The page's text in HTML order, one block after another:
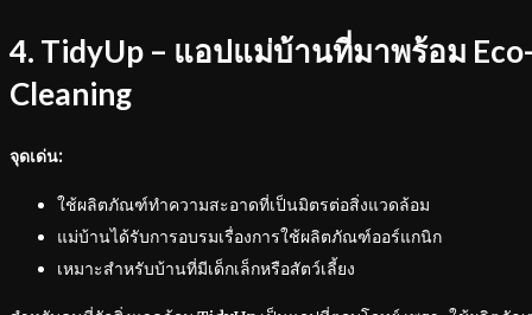
4. TidyUp – แอปแม่บ้านที่มาพร้อม
Cleaning
จุดเด่น:
ใช้ผลิตภัณฑ์ทำความสะอาดที่เป็นมิตรต่อสิ่งแวดล้อม
แม่บ้านได้รับการอบรมเรื่องการใช้ผลิตภัณฑ์ออร์แกนิก
เหมาะสำหรับบ้านที่มีเด็กเล็กหรือสัตว์เลี้ยง